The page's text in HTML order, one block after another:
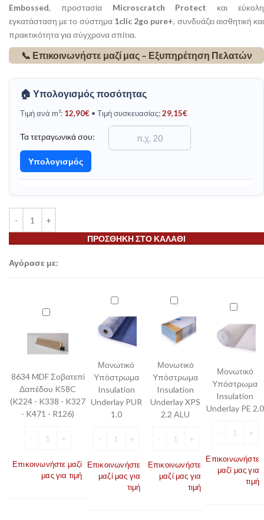
Embossed, προστασία Microscratch Protect και εύκολη
εγκατάσταση με το σύστημα 1clic 2go pure+, συνδυάζει αισθητική και
πρακτικότητα για σύγχρονα σπίτια.
📞 Επικοινωνήστε μαζί μας – Εξυπηρέτηση Πελατών
🏠 Υπολογισμός ποσότητας
Τιμή ανά m²: 12,90€ • Τιμή συσκευασίας:29,15€
Τα τετραγωνικά σου:
Υπολογισμός
ΠΡΟΣΘΉΚΗ ΣΤΟ ΚΑΛΆΘΙ
Αγόρασε με:
8634
Σοβατεπί
Δαπέδου
(K224
-
K338
-
R126)
8634 MDF Σοβατεπί
Δαπέδου K58C
(K224 - K338 - K327
- K471 - R126)
Επικοινωνήστε μαζί
μας για τιμή
Μονωτικό
Insulation
Underlay
Μονωτικό
Υπόστρωμα
Insulation
Underlay PUR
1.0
Επικοινωνήστε
μαζί μας για
τιμή
Μονωτικό
Insulation
Underlay
Μονωτικό
Υπόστρωμα
Insulation
Underlay XPS
2.2 ALU
Επικοινωνήστε
μαζί μας για
τιμή
Underlay
Μονωτικό
Υπόστρωμα
Insulation
Underlay PE 2.0
Επικοινωνήστε
μαζί μας για
τιμή